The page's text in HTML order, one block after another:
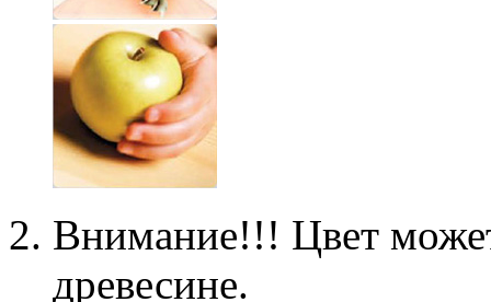
Внимание!!! Цвет
древесине.